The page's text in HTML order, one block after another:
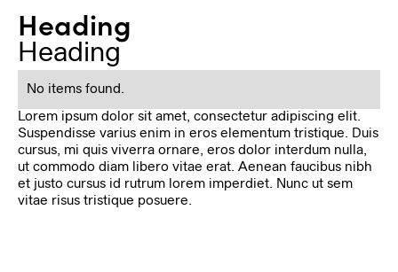
Heading
Heading
No items found.
Lorem ipsum dolor sit amet, consectetur adipiscing elit.
Suspendisse varius enim in eros elementum tristique. Duis
cursus, mi quis viverra ornare, eros dolor interdum nulla,
ut commodo diam libero vitae erat. Aenean faucibus nibh
et justo cursus id rutrum lorem imperdiet. Nunc ut sem
vitae risus tristique posuere.